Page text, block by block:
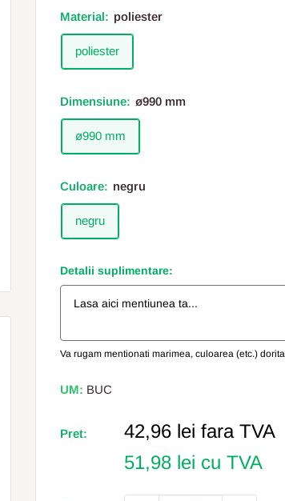
Material: poliester
poliester
Dimensiune: ø990 mm
ø990 mm
Culoare: negru
negru
Detalii suplimentare:
Va rugam mentionati marimea, culoarea (etc.) dorita
UM: BUC
Pret:
Pret
42,96 lei fara TVA
51,98 lei cu TVA